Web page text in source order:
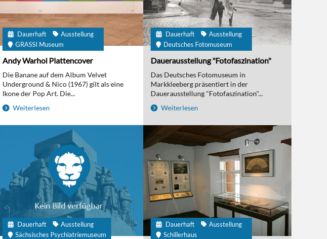
Dauerhaft
Ausstellung
GRASSI Museum
Andy Warhol Plattencover
Die Banane auf dem Album Velvet
Underground & Nico (1967) gilt als eine
Ikone der Pop Art. Die...
Weiterlesen
Dauerhaft
Ausstellung
Deutsches Fotomuseum
Dauerausstellung "Fotofaszination"
Das Deutsches Fotomuseum in
Markkleeberg präsentiert in der
Dauerausstellung "Fotofaszination"...
Weiterlesen
Dauerhaft
Ausstellung
Sächsisches Psychiatriemuseum
Dauerhaft
Ausstellung
Schillerhaus